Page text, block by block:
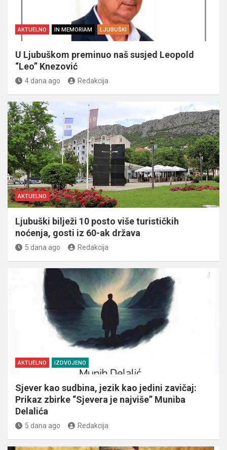
AKTUELNO IN MEMORIAM LJUBUŠKI
U Ljubuškom preminuo naš susjed Leopold
“Leo” Knezović
4 dana ago Redakcija
AKTUELNO
Ljubuški bilježi 10 posto više turističkih
noćenja, gosti iz 60-ak država
5 dana ago Redakcija
AKTUELNO IZDVOJENO
Sjever kao sudbina, jezik kao jedini zavičaj:
Prikaz zbirke “Sjevera je najviše” Muniba
Delalića
5 dana ago Redakcija